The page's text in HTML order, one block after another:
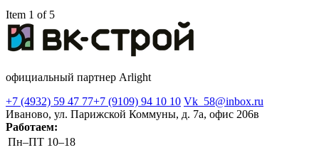
Item 1 of 5
официальный партнер Arlight
+7 (4932) 59 47 77+7 (9109) 94 10 10 Vk_58@inbox.ru
Иваново, ул. Парижской Коммуны, д. 7а, офис 206в
Работаем:
Пн–ПТ 10–18